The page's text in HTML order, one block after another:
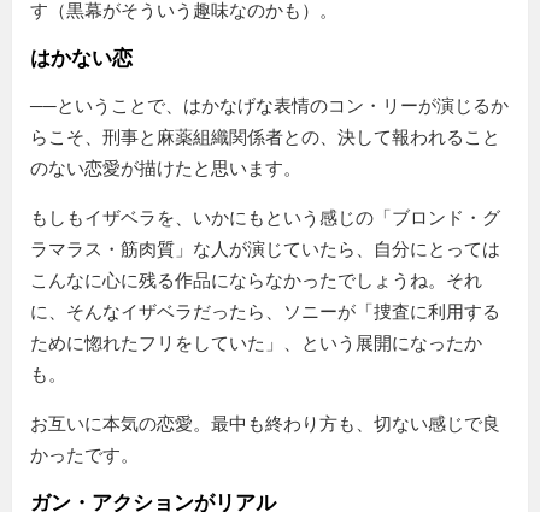
す（黒幕がそういう趣味なのかも）。
はかない恋
──ということで、はかなげな表情のコン・リーが演じるか
らこそ、刑事と麻薬組織関係者との、決して報われること
のない恋愛が描けたと思います。
もしもイザベラを、いかにもという感じの「ブロンド・グ
ラマラス・筋肉質」な人が演じていたら、自分にとっては
こんなに心に残る作品にならなかったでしょうね。それ
に、そんなイザベラだったら、ソニーが「捜査に利用する
ために惚れたフリをしていた」、という展開になったか
も。
お互いに本気の恋愛。最中も終わり方も、切ない感じで良
かったです。
ガン・アクションがリアル